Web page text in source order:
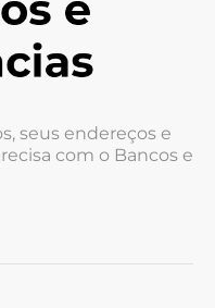
seus endereços e
com o Bancos e